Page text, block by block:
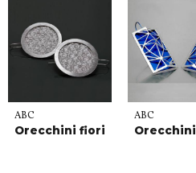
ABC
Orecchini fiori
ABC
Orecchini